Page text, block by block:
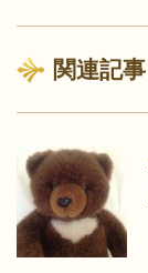
関連記事